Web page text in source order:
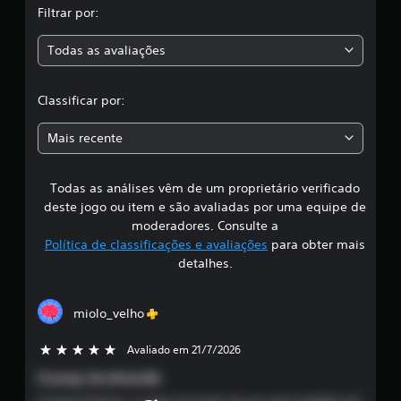
a
c
a
s
s
ç
Filtrar por:
Todas as avaliações
Classificar por:
Mais recente
Todas as análises vêm de um proprietário verificado
deste jogo ou item e são avaliadas por uma equipe de
moderadores. Consulte a
Política de classificações e avaliações para obter mais
detalhes.
miolo_velho
5 estrelas de 5 Avaliado em 21/7/2026
O preço da diversão